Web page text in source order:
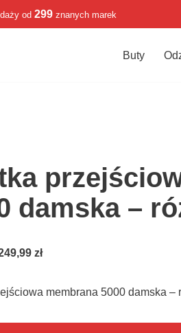
od 299 znanych marek
Buty
damska –
zł
membrana 5000 damska –